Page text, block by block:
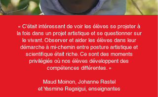
« C’était intéressant de voir les élèves se projeter à
la fois dans un projet artistique et se questionner sur
le vivant. Observer et aider les élèves dans leur
démarche à mi-chemin entre posture artistique et
scientifique était riche. Ce sont des moments
privilégiés où nos élèves développent des
compétences différentes. »​
Maud Moinon, Johanne Rastel
et Yasmine Regaigui, enseignantes